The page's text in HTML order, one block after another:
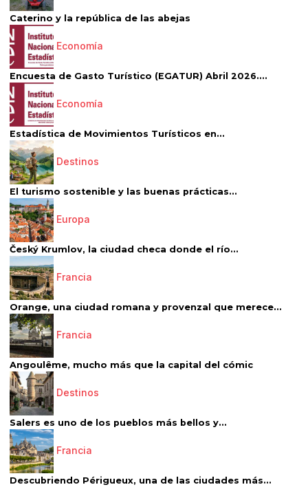
Caterino y la república de las abejas
Economía
Encuesta de Gasto Turístico (EGATUR) Abril 2026....
Economía
Estadística de Movimientos Turísticos en...
Destinos
El turismo sostenible y las buenas prácticas...
Europa
Český Krumlov, la ciudad checa donde el río...
Francia
Orange, una ciudad romana y provenzal que merece...
Francia
Angoulême, mucho más que la capital del cómic
Destinos
Salers es uno de los pueblos más bellos y...
Francia
Descubriendo Périgueux, una de las ciudades más...